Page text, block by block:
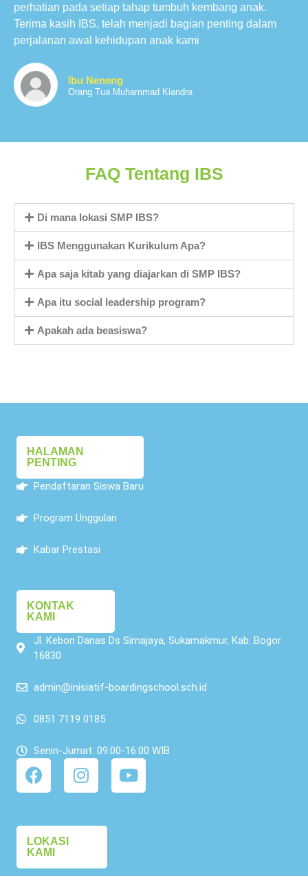
perhatian pada setiap tahap tumbuh kembang anak.
Terima kasih IBS, telah menjadi bagian penting dalam
perjalanan awal kehidupan anak kami
Ibu Neneng
Orang Tua Muhammad Kiandra
FAQ Tentang IBS
Di mana lokasi SMP IBS?
IBS Menggunakan Kurikulum Apa?
Apa saja kitab yang diajarkan di SMP IBS?
Apa itu social leadership program?
Apakah ada beasiswa?
HALAMAN
PENTING
Pendaftaran Siswa Baru
Program Unggulan
Kabar Prestasi
KONTAK
KAMI
Jl. Kebon Danas Ds Sirnajaya, Sukamakmur, Kab. Bogor
16830
admin@inisiatif-boardingschool.sch.id
0851 7119 0185
Senin-Jumat: 09:00-16:00 WIB
LOKASI
KAMI